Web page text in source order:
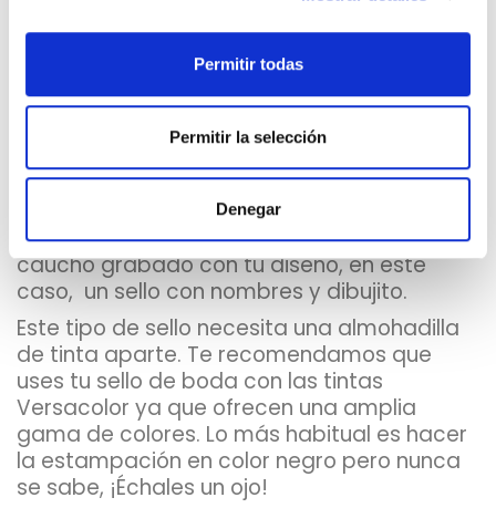
Permitir todas
Permitir la selección
Denegar
no quedará tan bonito. Si te decantas por
un sello rectangular (en ancho y alto no
tienen los mismos centímetros) deberás
buscar tarjeta rectangulares que se
adapten a la forma de tu sello de boda.
Recuerda que el sello de boda que estas a
punto de comprar es un sello de boda
personalizado con mango de madera y un
caucho grabado con tu diseño, en este
caso, un sello con nombres y dibujito.
Este tipo de sello necesita una almohadilla
de tinta aparte. Te recomendamos que
uses tu sello de boda con las tintas
Versacolor ya que ofrecen una amplia
gama de colores. Lo más habitual es hacer
la estampación en color negro pero nunca
se sabe, ¡Échales un ojo!